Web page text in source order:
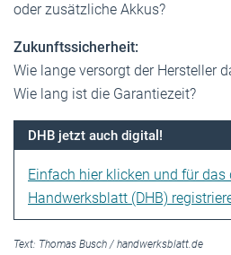
oder zusätzliche Akkus?
Zukunftssicherheit:
Wie lange versorgt der Hersteller
Wie lang ist die Garantiezeit?
DHB jetzt auch digital!
Einfach hier klicken und für das
Handwerksblatt (DHB)
Text: Thomas Busch / handwerksblatt.de